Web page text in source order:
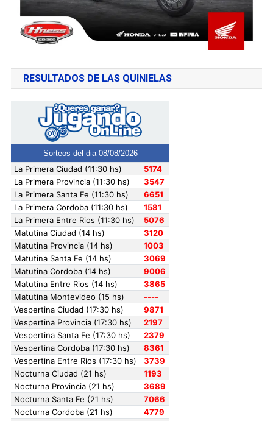
RESULTADOS DE LAS QUINIELAS